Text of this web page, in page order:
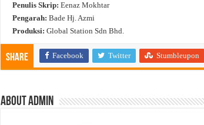
Penulis Skrip: Eenaz Mokhtar
Pengarah: Bade Hj. Azmi
Produksi: Global Station Sdn Bhd.
Share Facebook Twitter Stumbleupon
About admin